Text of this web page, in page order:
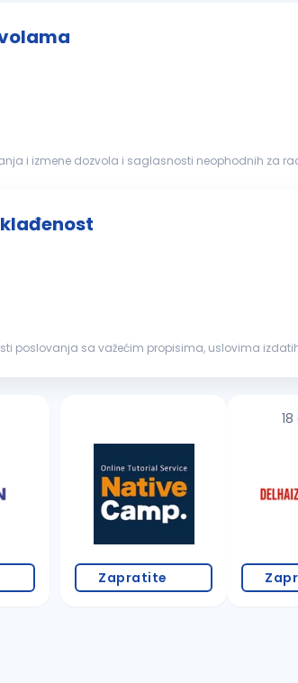
i izmene dozvola i saglasnosti neophodnih za
poslovanja sa važećim propisima, uslovima
Zapratite